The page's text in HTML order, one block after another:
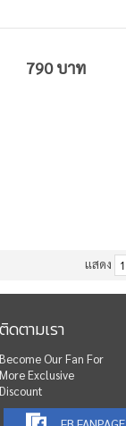
790 บาท
แสดง
ติดตามเรา
Become Our Fan For
More Exclusive
Discount